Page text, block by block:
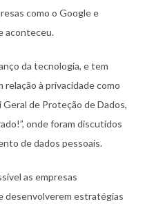
como o Google e
aconteceu.
da tecnologia, e tem
à privacidade como
de Proteção de Dados,
onde foram discutidos
de dados pessoais.
as empresas
desenvolverem estratégias